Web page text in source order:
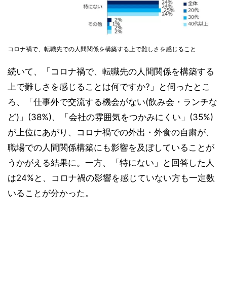
コロナ禍で、転職先での人間関係を構築する上で難しさを感じること
続いて、「コロナ禍で、転職先の人間関係を構築する
上で難しさを感じることは何ですか?」と伺ったとこ
ろ、「仕事外で交流する機会がない(飲み会・ランチな
ど)」(38%)、「会社の雰囲気をつかみにくい」(35%)
が上位にあがり、コロナ禍での外出・外食の自粛が、
職場での人間関係構築にも影響を及ぼしていることが
うかがえる結果に。一方、「特にない」と回答した人
は24%と、コロナ禍の影響を感じていない方も一定数
いることが分かった。